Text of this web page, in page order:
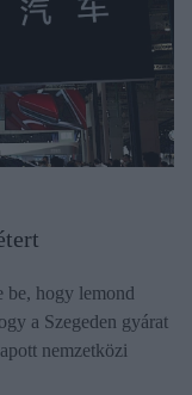
be, hogy lemond
a Szegeden gyárat
nemzetközi